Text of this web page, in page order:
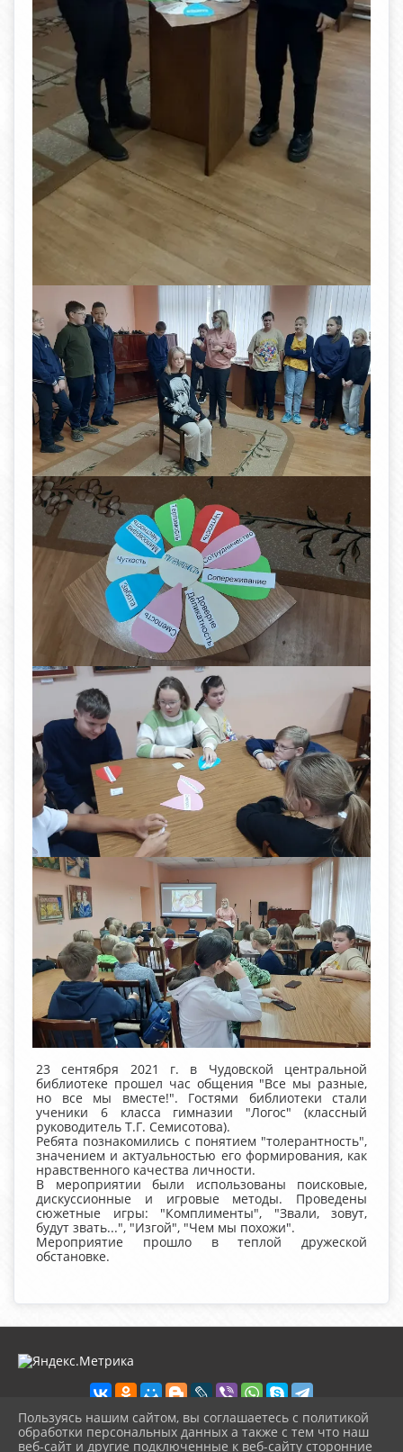
23 сентября 2021 г. в Чудовской центральной
библиотеке прошел час общения "Все мы разные,
но все мы вместе!". Гостями библиотеки стали
ученики 6 класса гимназии "Логос" (классный
руководитель Т.Г. Семисотова).
Ребята познакомились с понятием "толерантность",
значением и актуальностью его формирования, как
нравственного качества личности.
В мероприятии были использованы поисковые,
дискуссионные и игровые методы. Проведены
сюжетные игры: "Комплименты", "Звали, зовут,
будут звать...", "Изгой", "Чем мы похожи".
Мероприятие прошло в теплой дружеской
обстановке.
Пользуясь нашим сайтом, вы соглашаетесь с политикой
обработки персональных данных а также с тем что наш
веб-сайт и другие подключенные к веб-сайту сторонние